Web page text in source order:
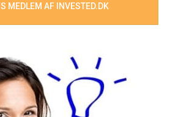
MEDLEM AF INVESTED.DK